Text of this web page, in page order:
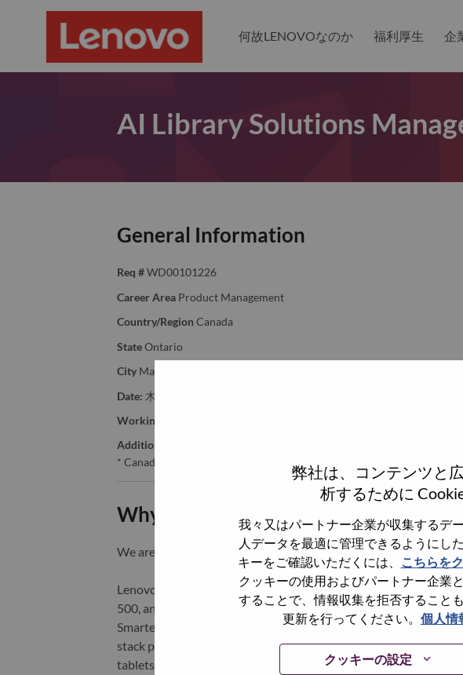
弊社は、コンテンツと
析するために
我々又はパートナー企業が収集するデ
人データを最適に管理できるようにし
キーをご確認いただくには、
こちらを
クッキーの使用およびパートナー企業
することで、情報収集を拒否すること
更新を行ってください。 個人情
クッキーの設定
何故LENOVOなのか 福利厚生 企
AI Library Solutions
General Information
Req # WD00101226
Career Area Product Management
Country/Region Canada
State Ontario
City Markham
Date: 木曜日, 7月 2, 2026
Working Time:
Additional Locations
* Canada - Ontario - Markham
Why Work at Lenovo
We are Lenovo. We do what we say. We own what we do. We
Lenovo is a US$83 billion revenue global technology
500, and serving millions of customers every day in 180 markets.
Smarter Technology for All, Lenovo has built on its success as
stack portfolio of AI-enabled, AI-ready, and AI-optimized
tablets), infrastructure (server, storage, edge, high performance